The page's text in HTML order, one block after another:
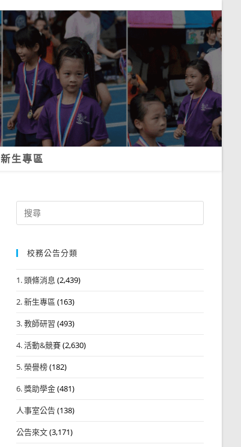
新生專區
Search
for:
校務公告分類
1. 頭條消息 (2,439)
2. 新生專區 (163)
3. 教師研習 (493)
4. 活動&競賽(2,630)
5. 榮譽榜(182)
6. 獎助學金(481)
人事室公告(138)
公告來文(3,171)